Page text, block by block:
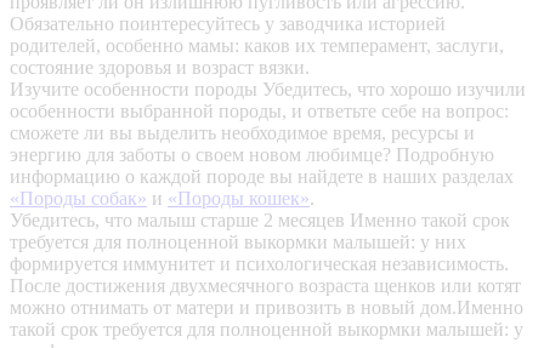
Обязательно поинтересуйтесь у заводчика историей
родителей, особенно мамы: каков их темперамент, заслуги,
состояние здоровья и возраст вязки.
Изучите особенности породы Убедитесь, что хорошо изучили
особенности выбранной породы, и ответьте себе на вопрос:
сможете ли вы выделить необходимое время, ресурсы и
энергию для заботы о своем новом любимце? Подробную
информацию о каждой породе вы найдете в наших разделах
«Породы собак» и «Породы кошек».
Убедитесь, что малыш старше 2 месяцев Именно такой срок
требуется для полноценной выкормки малышей: у них
формируется иммунитет и психологическая независимость.
После достижения двухмесячного возраста щенков или котят
можно отнимать от матери и привозить в новый дом.Именно
такой срок требуется для полноценной выкормки малышей: у